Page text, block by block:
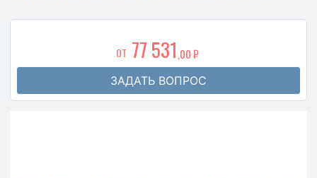
ОТ 77 531,00 ₽
ЗАДАТЬ ВОПРОС